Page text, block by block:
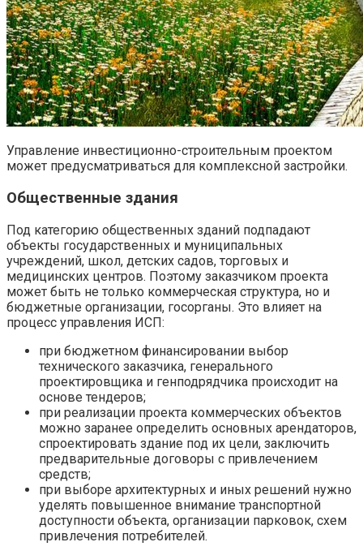
Управление инвестиционно-строительным проектом
может предусматриваться для комплексной застройки.
Общественные здания
Под категорию общественных зданий подпадают
объекты государственных и муниципальных
учреждений, школ, детских садов, торговых и
медицинских центров. Поэтому заказчиком проекта
может быть не только коммерческая структура, но и
бюджетные организации, госорганы. Это влияет на
процесс управления ИСП:
при бюджетном финансировании выбор
технического заказчика, генерального
проектировщика и генподрядчика происходит на
основе тендеров;
при реализации проекта коммерческих объектов
можно заранее определить основных арендаторов,
спроектировать здание под их цели, заключить
предварительные договоры с привлечением
средств;
при выборе архитектурных и иных решений нужно
уделять повышенное внимание транспортной
доступности объекта, организации парковок, схем
привлечения потребителей.